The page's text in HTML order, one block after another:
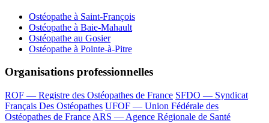
Ostéopathe à Saint-François
Ostéopathe à Baie-Mahault
Ostéopathe au Gosier
Ostéopathe à Pointe-à-Pitre
Organisations professionnelles
ROF — Registre des Ostéopathes de France SFDO — Syndicat
Français Des Ostéopathes UFOF — Union Fédérale des
Ostéopathes de France ARS — Agence Régionale de Santé